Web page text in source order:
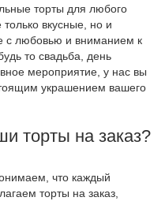
торты для любого
вкусные, но и
с любовью и вниманием к
то свадьба, день
мероприятие, у нас вы
украшением вашего
торты на заказ?
что каждый
торты на заказ,